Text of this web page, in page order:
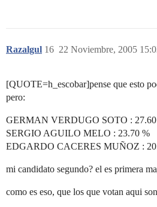
Razalgul 22 Noviembre, 2005
16
[QUOTE=h_escobar]pense que esto
pero:
GERMAN VERDUGO SOTO :
SERGIO AGUILO MELO : 23.70 %
EDGARDO CACERES MUÑOZ :
mi candidato segundo? el es primera
como es eso, que los que votan aqui